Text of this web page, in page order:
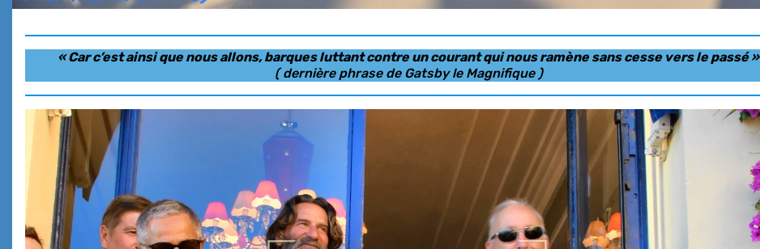
« Car c’est ainsi que nous allons, barques luttant contre un courant qui nous ramène sans cesse vers le passé »
( dernière phrase de Gatsby le Magnifique )